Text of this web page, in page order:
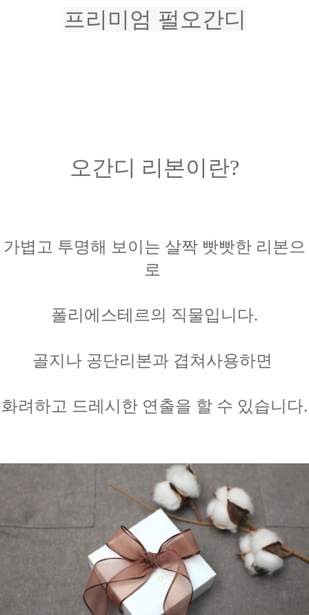
프리미엄 펄오간디
오간디 리본이란?
가볍고 투명해 보이는 살짝 빳빳한 리본으
로
폴리에스테르의 직물입니다.
골지나 공단리본과 겹쳐사용하면
화려하고 드레시한 연출을 할 수 있습니다.